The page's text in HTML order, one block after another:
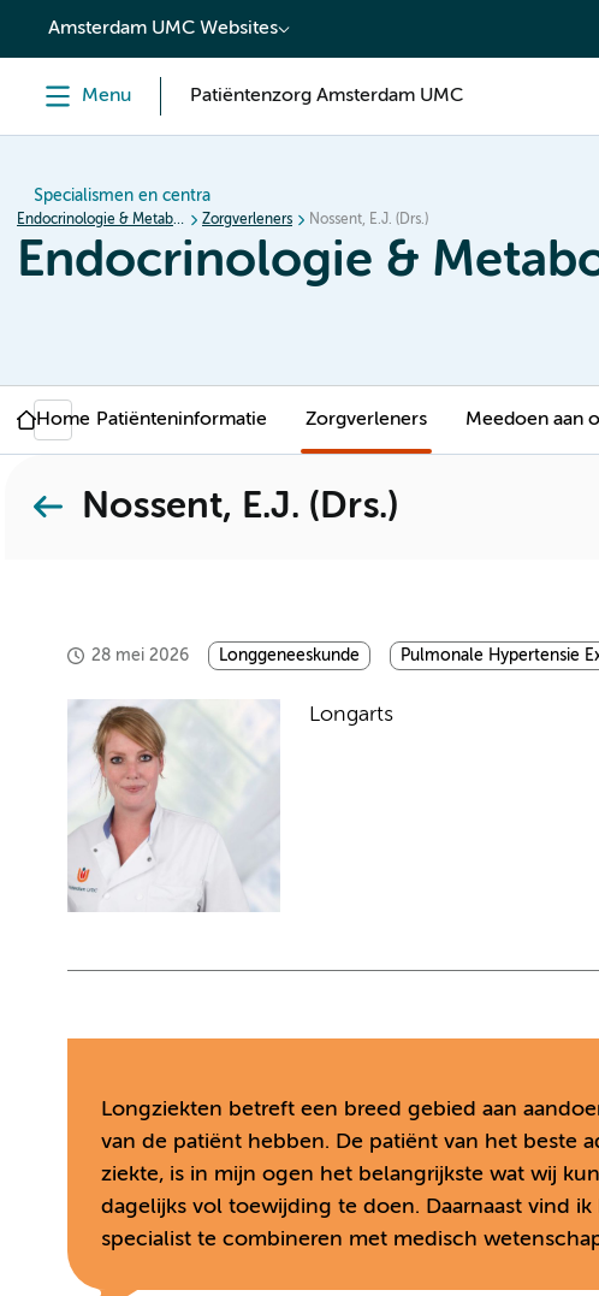
content
Amsterdam UMC Websites
Menu Patiëntenzorg Amsterdam UMC
Specialismen en centra
Endocrinologie & Metabolisme Zorgverleners Nossent, E.J. (Drs.)
Endocrinologie &
Home Patiënteninformatie Zorgverleners Meedoen aan
Nossent, E.J. (Drs.)
28 mei 2026 Longgeneeskunde Pulmonale Hypertensie
Longarts
Longziekten betreft een breed gebied aan
van de patiënt hebben. De patiënt van het beste
ziekte, is in mijn ogen het belangrijkste wat wij
dagelijks vol toewijding te doen. Daarnaast vind
specialist te combineren met medisch